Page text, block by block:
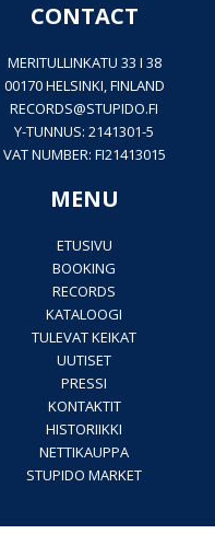
CONTACT
MERITULLINKATU 33 I 38
00170 HELSINKI, FINLAND
RECORDS@STUPIDO.FI
Y-TUNNUS: 2141301-5
VAT NUMBER: FI21413015
MENU
ETUSIVU
BOOKING
RECORDS
KATALOOGI
TULEVAT KEIKAT
UUTISET
PRESSI
KONTAKTIT
HISTORIIKKI
NETTIKAUPPA
STUPIDO MARKET